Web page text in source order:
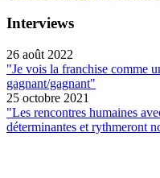
Interviews
26 août 2022
"Je vois la franchise comme
gagnant/gagnant"
25 octobre 2021
"Les rencontres humaines
déterminantes et rythmeront